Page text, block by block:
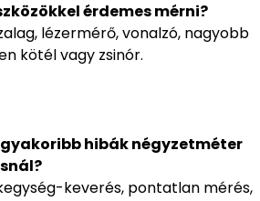
érdemes mérni?
lézermérő, vonalzó, nagyobb
kötél vagy zsinór.
hibák négyzetméter
keverés, pontatlan mérés,